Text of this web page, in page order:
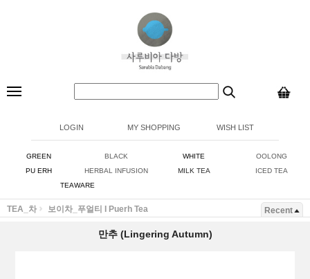
LOGIN MY SHOPPING WISH LIST
GREEN BLACK WHITE
OOLONG
PU ERH
HERBAL INFUSION MILK TEA
ICED TEA
TEAWARE
TEA_차 보이차_푸얼티 I Puerh Tea Recent
만추 (Lingering Autumn)